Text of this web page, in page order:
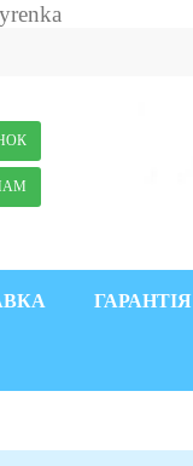
ГАРАНТІЯ